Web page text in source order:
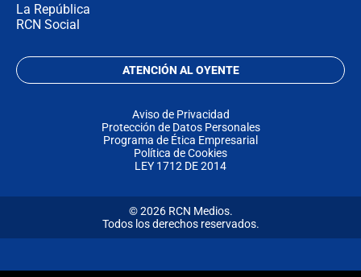
La República
RCN Social
ATENCIÓN AL OYENTE
Aviso de Privacidad
Protección de Datos Personales
Programa de Ética Empresarial
Política de Cookies
LEY 1712 DE 2014
© 2026 RCN Medios.
Todos los derechos reservados.